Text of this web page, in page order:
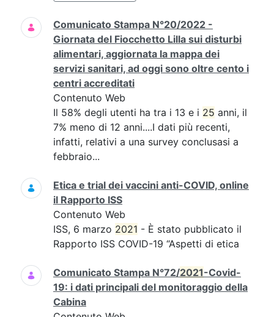
Comunicato Stampa N°20/2022 -
Giornata del Fiocchetto Lilla sui disturbi
alimentari, aggiornata la mappa dei
servizi sanitari, ad oggi sono oltre cento i
centri accreditati
Contenuto Web
Il 58% degli utenti ha tra i 13 e i 25 anni, il
7% meno di 12 anni....I dati più recenti,
infatti, relativi a una survey conclusasi a
febbraio...
Etica e trial dei vaccini anti-COVID, online
il Rapporto ISS
Contenuto Web
ISS, 6 marzo 2021 - È stato pubblicato il
Rapporto ISS COVID-19 “Aspetti di etica
Comunicato Stampa N°72/2021-Covid-
19: i dati principali del monitoraggio della
Cabina